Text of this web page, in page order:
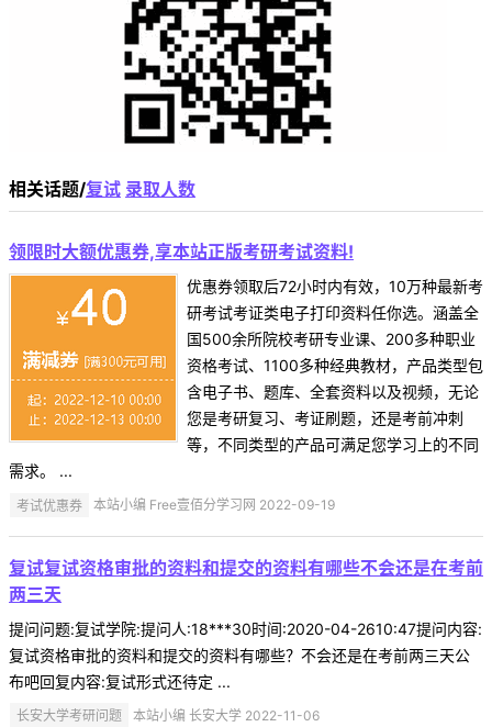
相关话题/复试 录取人数
领限时大额优惠券,享本站正版考研考试资料!
优惠券领取后72小时内有效，10万种最新考
研考试考证类电子打印资料任你选。涵盖全
国500余所院校考研专业课、200多种职业
资格考试、1100多种经典教材，产品类型包
含电子书、题库、全套资料以及视频，无论
您是考研复习、考证刷题，还是考前冲刺
等，不同类型的产品可满足您学习上的不同
需求。 ...
考试优惠券 本站小编 Free壹佰分学习网 2022-09-19
复试复试资格审批的资料和提交的资料有哪些不会还是在考前
两三天
提问问题:复试学院:提问人:18***30时间:2020-04-2610:47提问内容:
复试资格审批的资料和提交的资料有哪些？不会还是在考前两三天公
布吧回复内容:复试形式还待定 ...
长安大学考研问题 本站小编 长安大学 2022-11-06